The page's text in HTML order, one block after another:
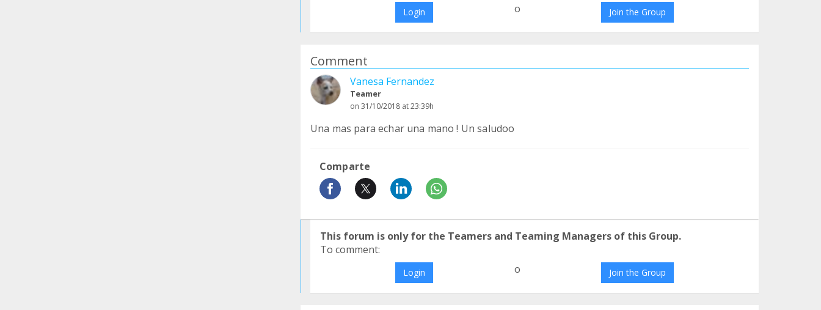
Login o Join the Group
Comment
Vanesa Fernandez
Teamer
on 31/10/2018 at 23:39h
Una mas para echar una mano ! Un saludoo
Comparte
This forum is only for the Teamers and Teaming Managers of this Group.
To comment:
Login o Join the Group